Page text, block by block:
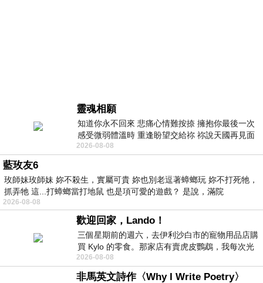
靈魂相願
知道你永不回來 悲痛心情難按捺 擁抱你最後一次
感受微弱體溫時 重逢盼望交給祢 祢說天國再見面
此刻忍淚說別離 他日靈魂再
2026-08-08
藍玫友6
玫師妹玫師妹 妳不殺生，實屬可貴 妳也別老逗著蟑螂玩 妳不打死牠，
抓弄牠 這...打蟑螂當打地鼠 也是項可愛的遊戲？ 是說，滿院
2026-08-08
歡迎回家，Lando！
三個星期前的週六，去伊利沙白市的寵物用品店購
買 Kylo 的零食。那家店有賣虎皮鸚鵡，我每次光
顧都會去看一下。他們偶爾會引進 C
2026-08-08
非馬英文詩作〈Why I Write Poetry〉